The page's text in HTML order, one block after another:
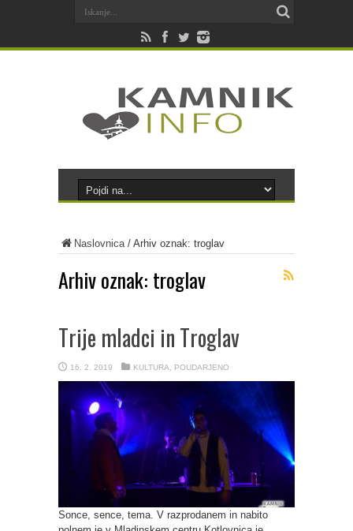
Naslovnica/ Arhiv oznak: troglav
Arhiv oznak: troglav
Trije mladci in Troglav
16. 2. 2019 KULTURA POUDARJENO
Sonce, sence, tema. V razprodanem in nabito